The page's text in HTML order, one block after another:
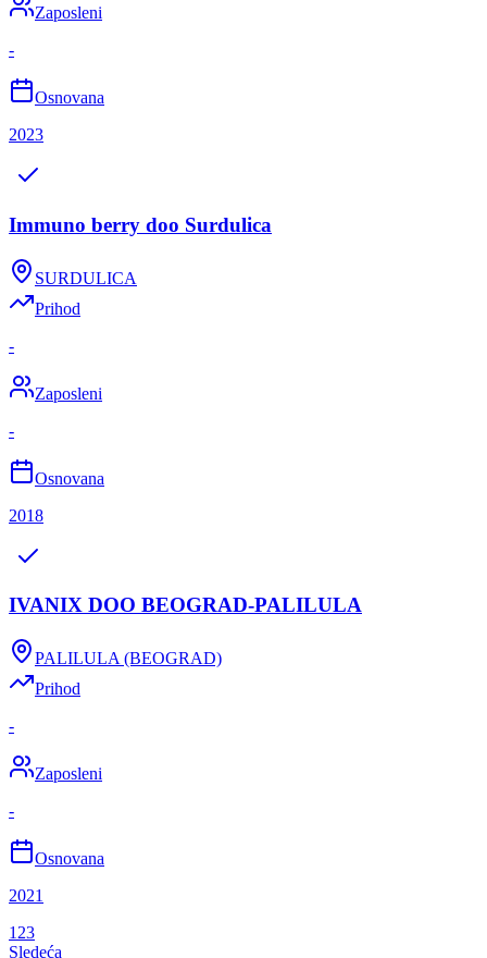
Zaposleni
-
Osnovana
2023
Immuno berry doo Surdulica
SURDULICA
Prihod
-
Zaposleni
-
Osnovana
2018
IVANIX DOO BEOGRAD-PALILULA
PALILULA (BEOGRAD)
Prihod
-
Zaposleni
-
Osnovana
2021
1 23
Sledeća